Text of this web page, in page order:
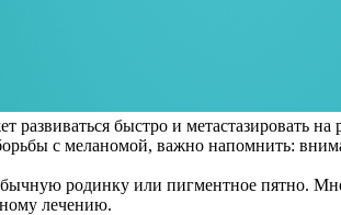
быстро и метастазировать
с меланомой, важно напомнить:
родинку или пигментное пятно.
лечению.